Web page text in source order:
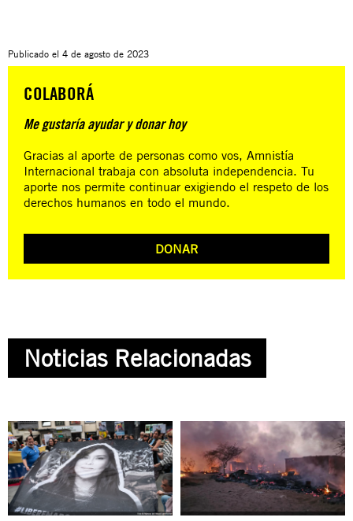
Publicado el 4 de agosto de 2023
COLABORÁ
Me gustaría ayudar y donar hoy
Gracias al aporte de personas como vos, Amnistía
Internacional trabaja con absoluta independencia. Tu
aporte nos permite continuar exigiendo el respeto de los
derechos humanos en todo el mundo.
DONAR
Noticias Relacionadas